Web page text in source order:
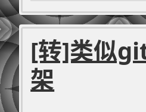
[转]类似
架